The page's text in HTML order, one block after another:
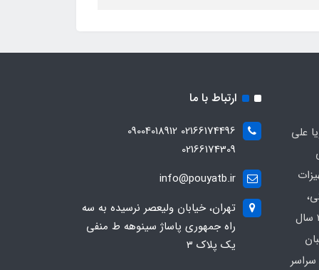
علی
بیمارستانی و کلینیکی با بیش از 20 سال
ارتباط با ما
02166174496 09004018912
02166174309
info@pouyatb.ir
تهران، خیابان ولیعصر نرسیده به سه
راه جمهوری پاساژ سینوهه ط منفی
یک پلاک 3